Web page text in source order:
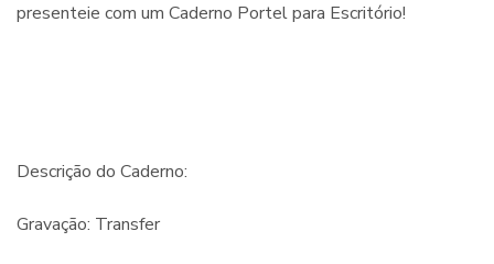
presenteie com um Caderno Portel para Escritório!
Descrição do Caderno:
Gravação: Transfer